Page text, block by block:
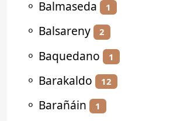
⚬ Balmaseda 1
⚬ Balsareny 2
⚬ Baquedano 1
⚬ Barakaldo 12
⚬ Barañáin 1